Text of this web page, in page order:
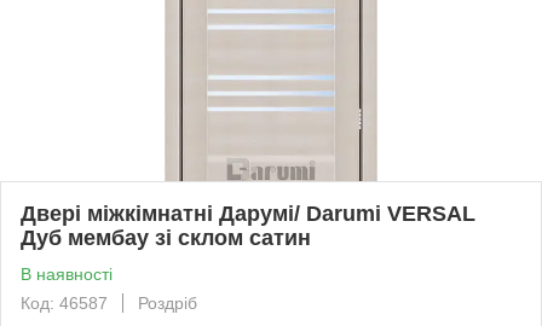
Двері міжкімнатні Дарумі/ Darumi VERSAL
Дуб мембау зі склом сатин
В наявності
Код: 46587
Роздріб